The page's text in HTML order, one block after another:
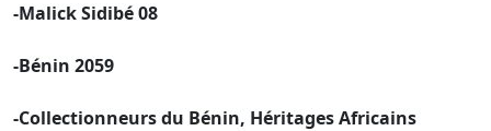
-Malick Sidibé 08
-Bénin 2059
-Collectionneurs du Bénin, Héritages Africains